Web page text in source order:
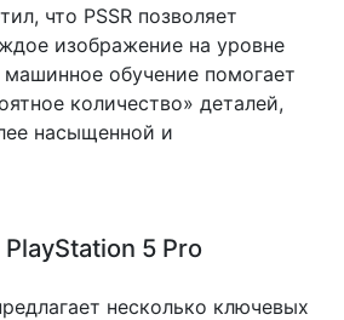
что PSSR позволяет
изображение на уровне
машинное обучение помогает
количество» деталей,
насыщенной и
5 Pro
несколько ключевых